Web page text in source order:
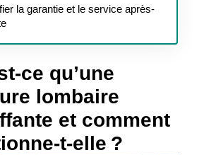
la garantie et le service après-
ce qu’une
lombaire
et comment
t-elle ?